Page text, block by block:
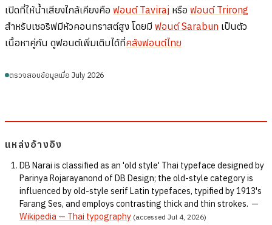
เปิดที่ให้น้ำเสียงใกล้เคียงคือ ฟอนต์ Taviraj หรือ ฟอนต์ Trirong
สำหรับเซอริฟมีหัวคอนทราสต์สูง โดยมี ฟอนต์ Sarabun เป็นตัว
เนื้อหาคู่กัน ดูฟอนต์เพิ่มเติมได้ที่คลังฟอนต์ไทย
ตรวจสอบข้อมูลเมื่อ July 2026
แหล่งอ้างอิง
DB Narai is classified as an 'old style' Thai typeface designed by
Parinya Rojarayanond of DB Design; the old-style category is
influenced by old-style serif Latin typefaces, typified by 1913's
Farang Ses, and employs contrasting thick and thin strokes. —
Wikipedia — Thai typography (accessed Jul 4, 2026)